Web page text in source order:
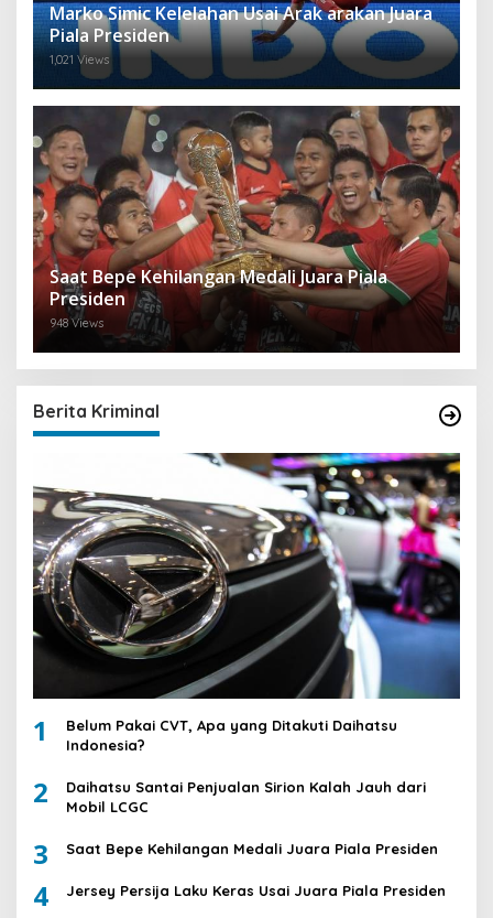
Marko Simic Kelelahan Usai Arak arakan Juara
Piala Presiden
1,021 Views
Saat Bepe Kehilangan Medali Juara Piala
Presiden
948 Views
Berita Kriminal
1
Belum Pakai CVT, Apa yang Ditakuti Daihatsu
Indonesia?
2
Daihatsu Santai Penjualan Sirion Kalah Jauh dari
Mobil LCGC
3 Saat Bepe Kehilangan Medali Juara Piala Presiden
4 Jersey Persija Laku Keras Usai Juara Piala Presiden